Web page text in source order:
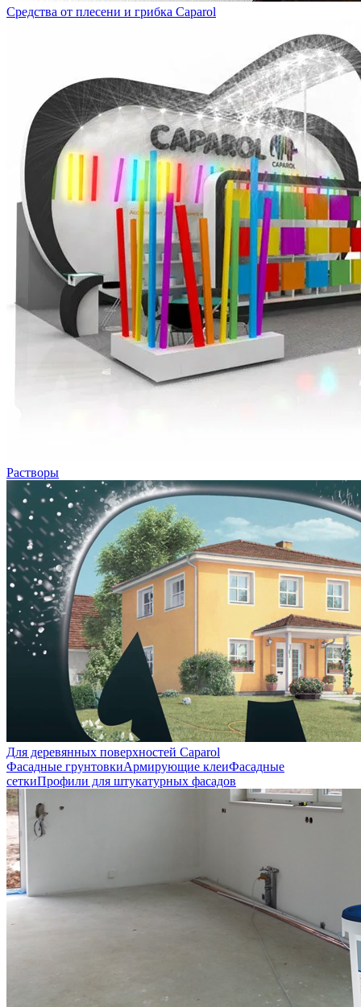
Средства от плесени и грибка Caparol
Растворы
Для деревянных поверхностей Caparol
Фасадные грунтовкиАрмирующие клеиФасадные
сеткиПрофили для штукатурных фасадов